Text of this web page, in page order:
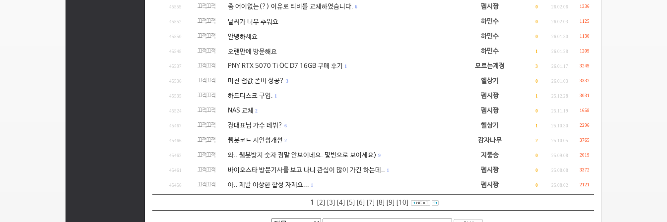
45559 끄적끄적 좀 어이없는(?) 이유로 티비를 교체하였습니다. 6 펩시짱 0 26.02.06 1336
45552 끄적끄적 날씨가 너무 추워요 하민수 0 26.02.03 1125
45550 끄적끄적 안녕하세요 하민수 0 26.01.30 1130
45548 끄적끄적 오랜만에 방문해요 하민수 1 26.01.28 1209
45537 끄적끄적 PNY RTX 5070 Ti OC D7 16GB 구매 후기 1 모르는계정 3 26.01.17 3249
45536 끄적끄적 미친 램값 존버 성공? 3 헬상기 0 26.01.03 3337
45535 끄적끄적 하드디스크 구입. 1 펩시짱 1 25.12.28 3031
45524 끄적끄적 NAS 교체 2 펩시짱 0 25.11.19 1658
45467 끄적끄적 장대표님 가수 데뷔? 6 헬상기 1 25.10.30 2296
45466 끄적끄적 웹봇코드 시안성개선 2 감자나무 2 25.10.05 3765
45462 끄적끄적 와.. 웹봇방지 숫자 정말 안보이네요. 몇번으로 보이세요> 9 지풍승 0 25.09.08 2019
45461 끄적끄적 바이오스타 방문기사를 보고 나니 관심이 많이 가긴 하는데.. 1 펩시짱 0 25.08.08 3372
45456 끄적끄적 아.. 제발 이상한 합성 자제요... 1 펩시짱 0 25.08.02 2121
1 [2] [3] [4] [5] [6] [7] [8] [9] [10]